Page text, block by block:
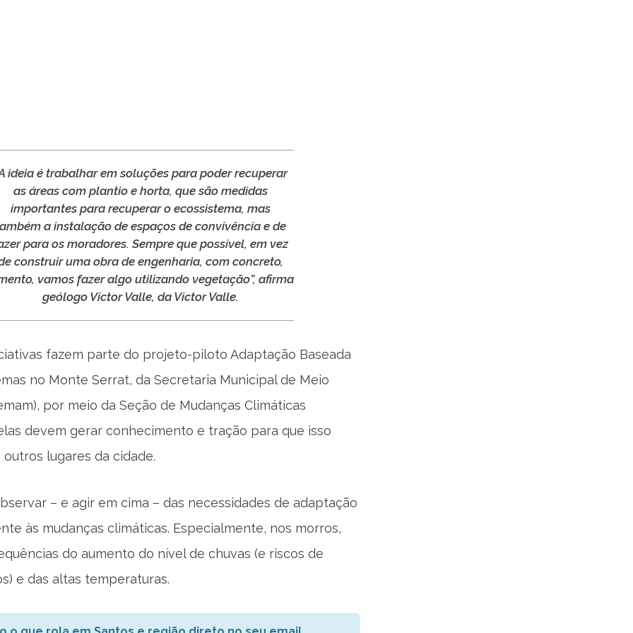
ideia é trabalhar em soluções para poder recuperar
as áreas com plantio e horta, que são medidas
importantes para recuperar o ecossistema, mas
a instalação de espaços de convivência e de
para os moradores. Sempre que possível, em vez
construir uma obra de engenharia, com concreto,
vamos fazer algo utilizando vegetação”, afirma
geólogo Victor Valle, da Victor Valle.
fazem parte do projeto-piloto Adaptação Baseada
no Monte Serrat, da Secretaria Municipal de Meio
por meio da Seção de Mudanças Climáticas
devem gerar conhecimento e tração para que isso
lugares da cidade.
– e agir em cima – das necessidades de adaptação
às mudanças climáticas. Especialmente, nos morros,
do aumento do nível de chuvas (e riscos de
e das altas temperaturas.